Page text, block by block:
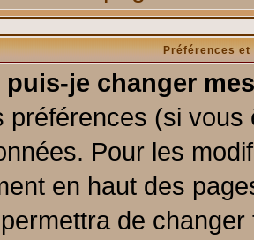
Préférences
puis-je changer
préférences (si
Pour les
en haut des
de